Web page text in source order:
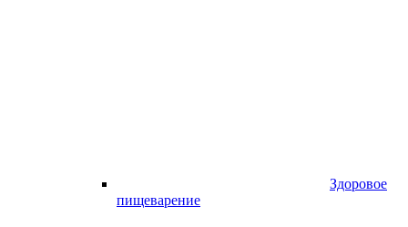
Здоровое
пищеварение